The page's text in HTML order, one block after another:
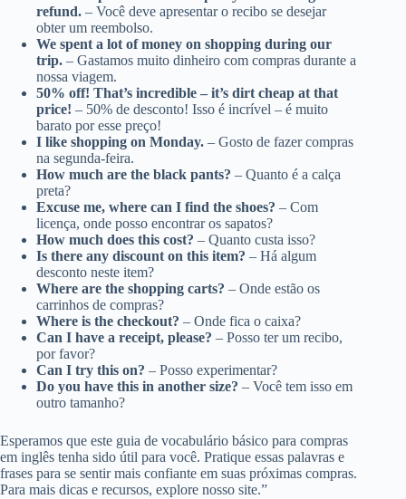
refund. – Você deve apresentar o recibo se desejar
obter um reembolso.
We spent a lot of money on shopping during our
trip. – Gastamos muito dinheiro com compras durante a
nossa viagem.
50% off! That’s incredible – it’s dirt cheap at that
price! – 50% de desconto! Isso é incrível – é muito
barato por esse preço!
I like shopping on Monday. – Gosto de fazer compras
na segunda-feira.
How much are the black pants? – Quanto é a calça
preta?
Excuse me, where can I find the shoes? – Com
licença, onde posso encontrar os sapatos?
How much does this cost? – Quanto custa isso?
Is there any discount on this item? – Há algum
desconto neste item?
Where are the shopping carts? – Onde estão os
carrinhos de compras?
Where is the checkout? – Onde fica o caixa?
Can I have a receipt, please? – Posso ter um recibo,
por favor?
Can I try this on? – Posso experimentar?
Do you have this in another size? – Você tem isso em
outro tamanho?
Esperamos que este guia de vocabulário básico para compras
em inglês tenha sido útil para você. Pratique essas palavras e
frases para se sentir mais confiante em suas próximas compras.
Para mais dicas e recursos, explore nosso site.”